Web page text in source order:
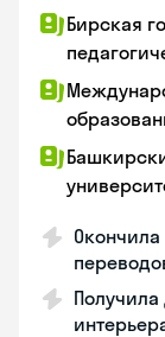
Бирская